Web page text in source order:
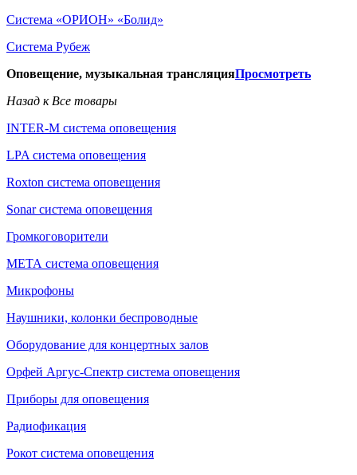
Система «ОРИОН» «Болид»
Система Рубеж
Оповещение, музыкальная трансляцияПросмотреть
Назад к Все товары
INTER-M система оповещения
LPA система оповещения
Roxton система оповещения
Sonar система оповещения
Громкоговорители
МЕТА система оповещения
Микрофоны
Наушники, колонки беспроводные
Оборудование для концертных залов
Орфей Аргус-Спектр система оповещения
Приборы для оповещения
Радиофикация
Рокот система оповещения